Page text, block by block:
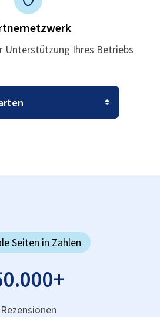
Unterstützung Ihres Betriebs
Seiten in Zahlen
+
Rezensionen